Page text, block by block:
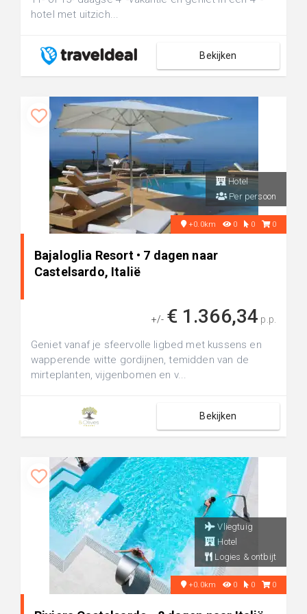
hotel met uitzich...
Bekijken
Hotel
Per persoon
+0.0km 0 0 0
Bajaloglia Resort • 7 dagen naar
Castelsardo, Italië
+/- € 1.366,34 p.p.
Geniet vanaf je sfeervolle ligbed met kussens en
wapperende witte gordijnen, temidden van de
mirteplanten, vijgenbomen en v...
Bekijken
Vliegtuig
Hotel
Logies & ontbijt
+0.0km 0 0 0